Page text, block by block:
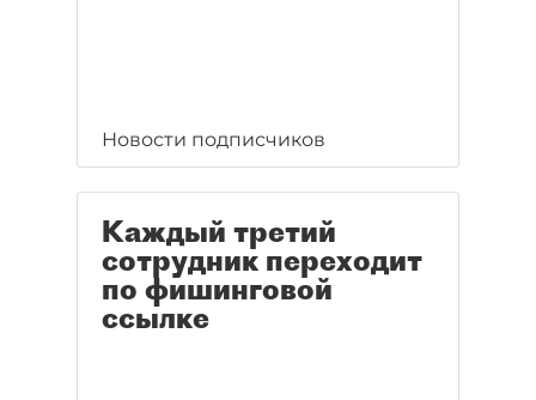
Новости подписчиков
Каждый третий
сотрудник переходит
по фишинговой
ссылке